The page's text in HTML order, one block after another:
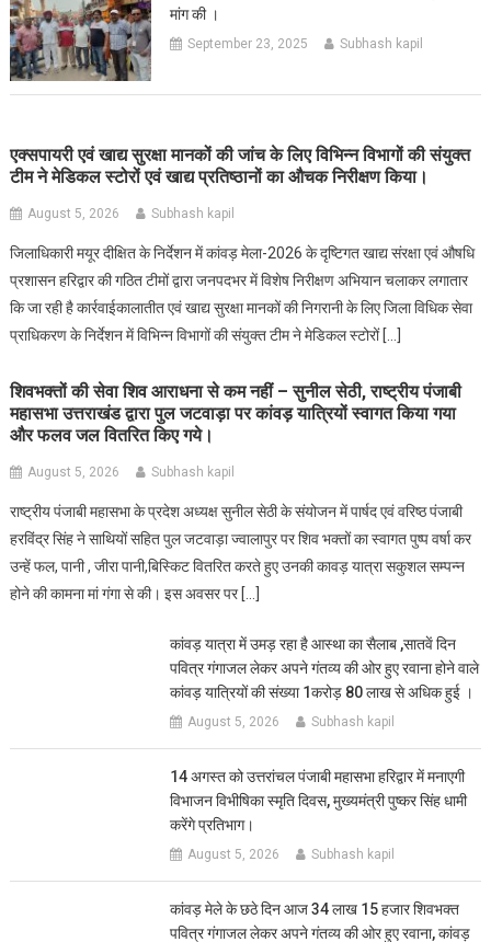
मांग की ।
September 23, 2025 Subhash kapil
एक्सपायरी एवं खाद्य सुरक्षा मानकों की जांच के लिए विभिन्न विभागों की संयुक्त
टीम ने मेडिकल स्टोरों एवं खाद्य प्रतिष्ठानों का औचक निरीक्षण किया।
August 5, 2026 Subhash kapil
जिलाधिकारी मयूर दीक्षित के निर्देशन में कांवड़ मेला-2026 के दृष्टिगत खाद्य संरक्षा एवं औषधि
प्रशासन हरिद्वार की गठित टीमों द्वारा जनपदभर में विशेष निरीक्षण अभियान चलाकर लगातार
कि जा रही है कार्रवाईकालातीत एवं खाद्य सुरक्षा मानकों की निगरानी के लिए जिला विधिक सेवा
प्राधिकरण के निर्देशन में विभिन्न विभागों की संयुक्त टीम ने मेडिकल स्टोरों […]
शिवभक्तों की सेवा शिव आराधना से कम नहीं – सुनील सेठी, राष्ट्रीय पंजाबी
महासभा उत्तराखंड द्वारा पुल जटवाड़ा पर कांवड़ यात्रियों स्वागत किया गया
और फलव जल वितरित किए गये।
August 5, 2026 Subhash kapil
राष्ट्रीय पंजाबी महासभा के प्रदेश अध्यक्ष सुनील सेठी के संयोजन में पार्षद एवं वरिष्ठ पंजाबी
हरविंद्र सिंह ने साथियों सहित पुल जटवाड़ा ज्वालापुर पर शिव भक्तों का स्वागत पुष्प वर्षा कर
उन्हें फल, पानी , जीरा पानी,बिस्किट वितरित करते हुए उनकी कावड़ यात्रा सकुशल सम्पन्न
होने की कामना मां गंगा से की। इस अवसर पर […]
कांवड़ यात्रा में उमड़ रहा है आस्था का सैलाब ,सातवें दिन
पवित्र गंगाजल लेकर अपने गंतव्य की ओर हुए रवाना होने वाले
कांवड़ यात्रियों की संख्या 1करोड़ 80 लाख से अधिक हुई ।
August 5, 2026 Subhash kapil
14 अगस्त को उत्तरांचल पंजाबी महासभा हरिद्वार में मनाएगी
विभाजन विभीषिका स्मृति दिवस, मुख्यमंत्री पुष्कर सिंह धामी
करेंगे प्रतिभाग।
August 5, 2026 Subhash kapil
कांवड़ मेले के छठे दिन आज 34 लाख 15 हजार शिवभक्त
पवित्र गंगाजल लेकर अपने गंतव्य की ओर हुए रवाना, कांवड़